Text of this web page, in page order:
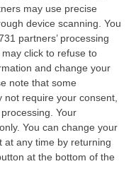
may use precise
device scanning. You
partners’ processing
click to refuse to
and change your
note that some
require your consent,
Your
You can change your
at any time by returning
at the bottom of the
«Qui La
e della ricerca Anna Maria
Calabria, accompa…